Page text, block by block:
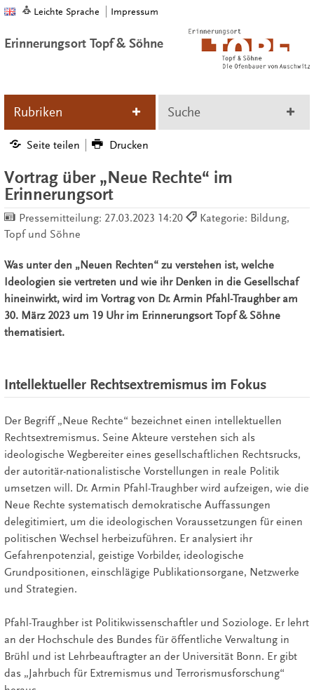
Leichte Sprache Impressum
Erinnerungsort Topf & Söhne
Rubriken Suche
Seite teilen Drucken
Vortrag über „Neue Rechte“ im
Erinnerungsort
Pressemitteilung: 27.03.2023 14:20
Kategorie: Bildung,
Topf und Söhne
Was unter den „Neuen Rechten“ zu verstehen ist, welche
Ideologien sie vertreten und wie ihr Denken in die Gesellschaf
hineinwirkt, wird im Vortrag von Dr. Armin Pfahl-Traughber am
30. März 2023 um 19 Uhr im Erinnerungsort Topf & Söhne
thematisiert.
Intellektueller Rechtsextremismus im Fokus
Der Begriff „Neue Rechte“ bezeichnet einen intellektuellen
Rechtsextremismus. Seine Akteure verstehen sich als
ideologische Wegbereiter eines gesellschaftlichen Rechtsrucks,
der autoritär-nationalistische Vorstellungen in reale Politik
umsetzen will. Dr. Armin Pfahl-Traughber wird aufzeigen, wie die
Neue Rechte systematisch demokratische Auffassungen
delegitimiert, um die ideologischen Voraussetzungen für einen
politischen Wechsel herbeizuführen. Er analysiert ihr
Gefahrenpotenzial, geistige Vorbilder, ideologische
Grundpositionen, einschlägige Publikationsorgane, Netzwerke
und Strategien.
Pfahl-Traughber ist Politikwissenschaftler und Soziologe. Er lehrt
an der Hochschule des Bundes für öffentliche Verwaltung in
Brühl und ist Lehrbeauftragter an der Universität Bonn. Er gibt
das „Jahrbuch für Extremismus und Terrorismusforschung“